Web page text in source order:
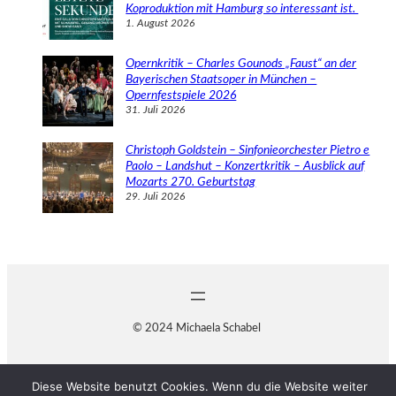
Koproduktion mit Hamburg so interessant ist.
1. August 2026
Opernkritik – Charles Gounods „Faust“ an der
Bayerischen Staatsoper in München –
Opernfestspiele 2026
31. Juli 2026
Christoph Goldstein – Sinfonieorchester Pietro e
Paolo – Landshut – Konzertkritik – Ausblick auf
Mozarts 270. Geburtstag
29. Juli 2026
© 2024 Michaela Schabel
Diese Website benutzt Cookies. Wenn du die Website weiter